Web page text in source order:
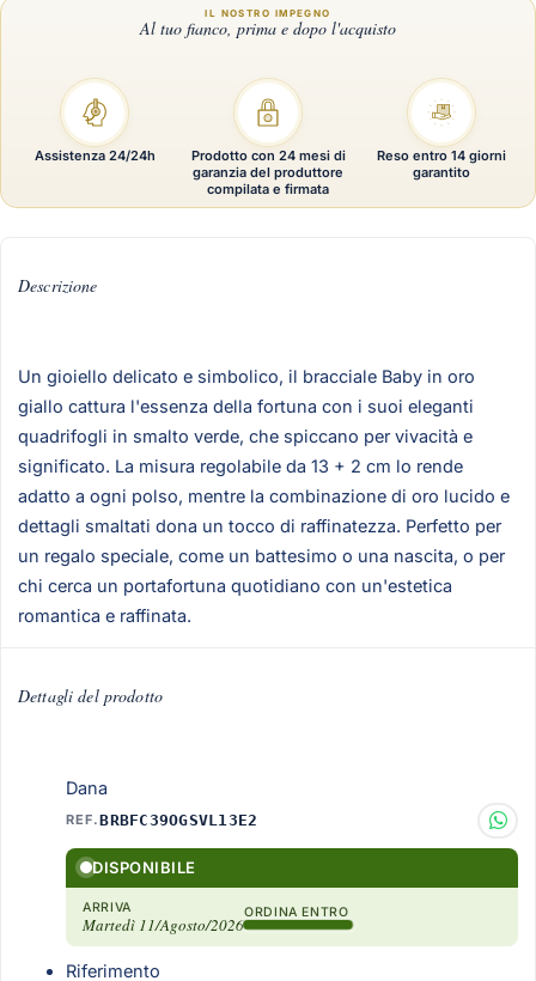
Descrizione
Un gioiello delicato e simbolico, il bracciale Baby in oro
giallo cattura l'essenza della fortuna con i suoi eleganti
quadrifogli in smalto verde, che spiccano per vivacità e
significato. La misura regolabile da 13 + 2 cm lo rende
adatto a ogni polso, mentre la combinazione di oro lucido e
dettagli smaltati dona un tocco di raffinatezza. Perfetto per
un regalo speciale, come un battesimo o una nascita, o per
chi cerca un portafortuna quotidiano con un'estetica
romantica e raffinata.
Dettagli del prodotto
Dana
REF.BRBFC39OGSVL13E2
DISPONIBILE
ARRIVA
Martedì 11/Agosto/2026
ORDINA ENTRO
Riferimento
Assistenza 24/24h
Prodotto con 24 mesi di
garanzia del produttore
compilata e firmata
Reso entro 14 giorni
garantito